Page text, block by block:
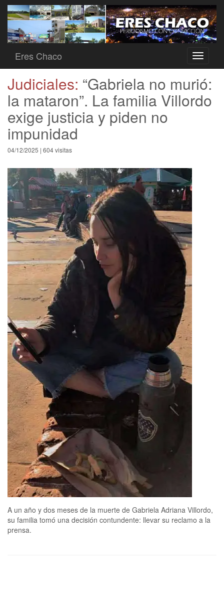
Toggle
Eres Chaco
Judiciales: “Gabriela no murió:
la mataron”. La familia Villordo
exige justicia y piden no
impunidad
04/12/2025 | 604 visitas
A un año y dos meses de la muerte de Gabriela Adriana Villordo,
su familia tomó una decisión contundente: llevar su reclamo a la
prensa.